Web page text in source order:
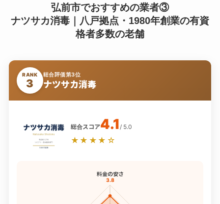
弘前市でおすすめの業者③
ナツサカ消毒｜八戸拠点・1980年創業の有資
格者多数の老舗
RANK
3
総合評価第3位
ナツサカ消毒
総合スコア4.1 / 5.0
★★★★☆
料金の安さ
3.8